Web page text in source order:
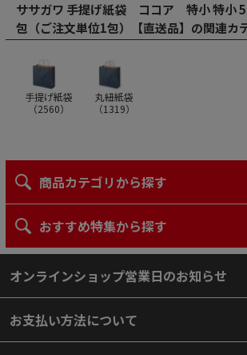
ササガワ 手提げ紙袋 ココア 特小 特小
包（ご注文単位1包）【直送品】の関連カ
手提げ紙袋
（2560）
丸紐紙袋
（1319）
商品カテゴリから探す
おすすめ特集から探す
オンラインショップ営業日のお知らせ
お支払い方法について